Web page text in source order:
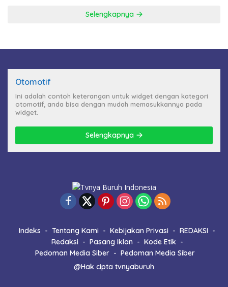
Selengkapnya
Otomotif
Ini adalah contoh keterangan untuk widget dengan kategori
otomotif, anda bisa dengan mudah memasukkannya pada
widget.
Selengkapnya
Indeks Tentang Kami Kebijakan Privasi
REDAKSI
Redaksi
Pasang Iklan
Kode Etik
Pedoman Media Siber
Pedoman Media Siber
@Hak cipta tvnyaburuh